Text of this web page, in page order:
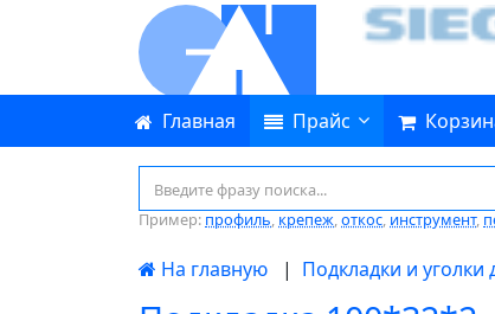
Главная
Прайс
Пример: профиль, крепеж,откос, инструмент,
На главную | Подкладки и уголки